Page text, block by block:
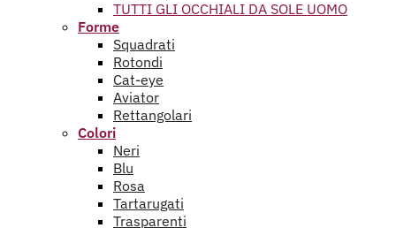
TUTTI GLI OCCHIALI DA SOLE UOMO
Forme
Squadrati
Rotondi
Cat-eye
Aviator
Rettangolari
Colori
Neri
Blu
Rosa
Tartarugati
Trasparenti